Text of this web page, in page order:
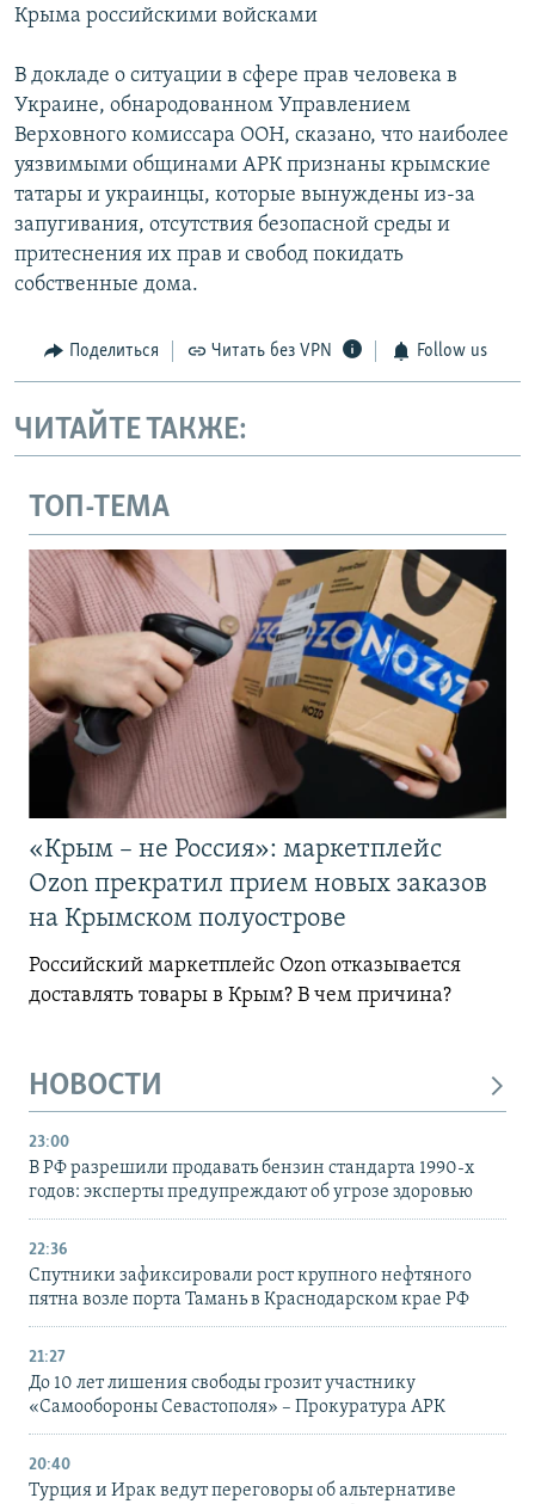
Крыма российскими войсками
В докладе о ситуации в сфере прав человека в
Украине, обнародованном Управлением
Верховного комиссара ООН, сказано, что наиболее
уязвимыми общинами АРК признаны крымские
татары и украинцы, которые вынуждены из-за
запугивания, отсутствия безопасной среды и
притеснения их прав и свобод покидать
собственные дома.
Поделиться Читать без VPN Follow us
ЧИТАЙТЕ ТАКЖЕ:
ТОП-ТЕМА
«Крым – не Россия»: маркетплейс
Ozon прекратил прием новых заказов
на Крымском полуострове
Российский маркетплейс Ozon отказывается
доставлять товары в Крым? В чем причина?
НОВОСТИ
23:00
В РФ разрешили продавать бензин стандарта 1990-х
годов: эксперты предупреждают об угрозе здоровью
22:36
Спутники зафиксировали рост крупного нефтяного
пятна возле порта Тамань в Краснодарском крае РФ
21:27
До 10 лет лишения свободы грозит участнику
«Самообороны Севастополя» – Прокуратура АРК
20:40
Турция и Ирак ведут переговоры об альтернативе